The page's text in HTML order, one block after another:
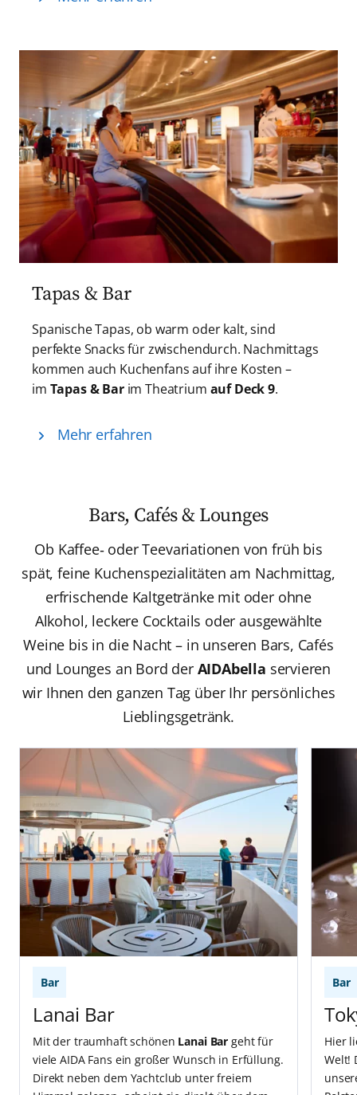
Tapas & Bar
Spanische Tapas, ob warm oder kalt, sind
perfekte Snacks für zwischendurch. Nachmittags
kommen auch Kuchenfans auf ihre Kosten –
im Tapas & Barim Theatrium auf Deck 9.
Mehr erfahren
Bars, Cafés & Lounges
Ob Kaffee‑ oder Teevariationen von früh bis
spät, feine Kuchenspezialitäten am Nachmittag,
erfrischende Kaltgetränke mit oder ohne
Alkohol, leckere Cocktails oder ausgewählte
Weine bis in die Nacht – in unseren Bars, Cafés
und Lounges an Bord der AIDAbella servieren
wir Ihnen den ganzen Tag über Ihr persönliches
Lieblingsgetränk.
Bar
Lanai Bar
Mit der traumhaft schönen Lanai Bar geht für
viele AIDA Fans ein großer Wunsch in Erfüllung.
Direkt neben dem Yachtclub unter freiem
Bar
Hier
Welt!